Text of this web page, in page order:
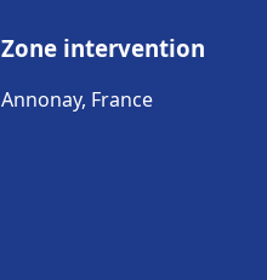
Zone intervention
Annonay, France